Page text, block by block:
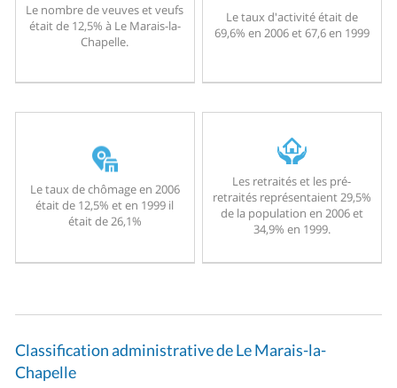
Le nombre de veuves et veufs
était de 12,5% à Le Marais-la-
Chapelle.
Le taux d'activité était de
69,6% en 2006 et 67,6 en 1999
Le taux de chômage en 2006
était de 12,5% et en 1999 il
était de 26,1%
Les retraités et les pré-
retraités représentaient 29,5%
de la population en 2006 et
34,9% en 1999.
Classification administrative de Le Marais-la-
Chapelle